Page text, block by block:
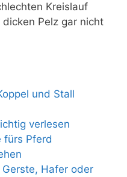
Kreislauf
Pelz gar nicht
und Stall
verlesen
fürs Pferd
Hafer oder